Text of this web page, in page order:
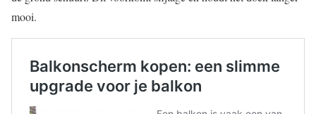
mooi.